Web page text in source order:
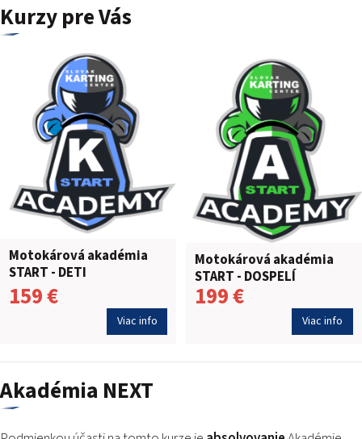
Kurzy pre Vás
Motokárová akadémia
START - DETI
159 €
Viac info
Motokárová akadémia
START - DOSPELÍ
199 €
Viac info
Akadémia NEXT